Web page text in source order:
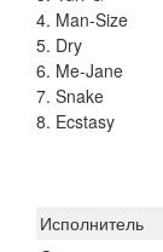
4. Man-Size
5. Dry
6. Me-Jane
7. Snake
8. Ecstasy
Исполнитель